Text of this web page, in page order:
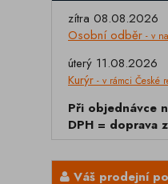
zítra 08.08.2026
Osobní odběr - v
úterý 11.08.2026
Kurýr - v rámci České
Při objednávce
DPH = doprava
Váš prodejní